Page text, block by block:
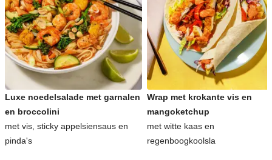
Luxe noedelsalade met garnalen
en broccolini
met vis, sticky appelsiensaus en
pinda's
Wrap met krokante vis en
mangoketchup
met witte kaas en
regenboogkoolsla